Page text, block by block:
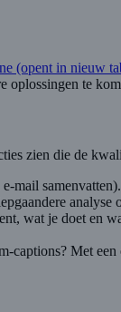
(opent in nieuw
te
zien die de
mail
analyse
wat je doet en
captions? Met